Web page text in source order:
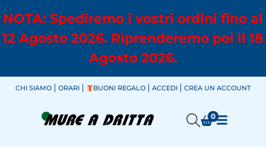
NOTA: Spediremo i vostri ordini fino al
12 Agosto 2026. Riprenderemo poi il 18
Agosto 2026.
CHI SIAMO ORARI BUONI REGALO ACCEDI CREA UN ACCOUNT
0